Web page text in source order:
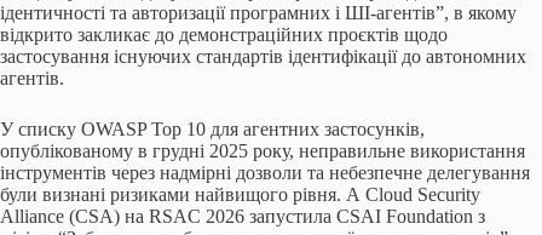
ідентичності та авторизації програмних і ШІ-агентів”, в якому
відкрито закликає до демонстраційних проєктів щодо
застосування існуючих стандартів ідентифікації до автономних
агентів.
У списку OWASP Top 10 для агентних застосунків,
опублікованому в грудні 2025 року, неправильне використання
інструментів через надмірні дозволи та небезпечне делегування
були визнані ризиками найвищого рівня. А Cloud Security
Alliance (CSA) на RSAC 2026 запустила CSAI Foundation з